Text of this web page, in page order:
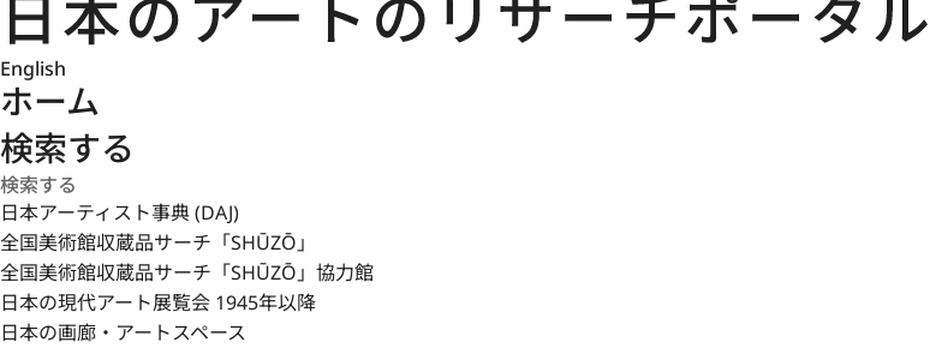
English
ホーム
検索する
日本アーティスト事典 (DAJ)
全国美術館収蔵品サーチ「SHŪZŌ」
全国美術館収蔵品サーチ「SHŪZŌ」協力館
日本の現代アート展覧会 1945年以降
日本の画廊・アートスペース